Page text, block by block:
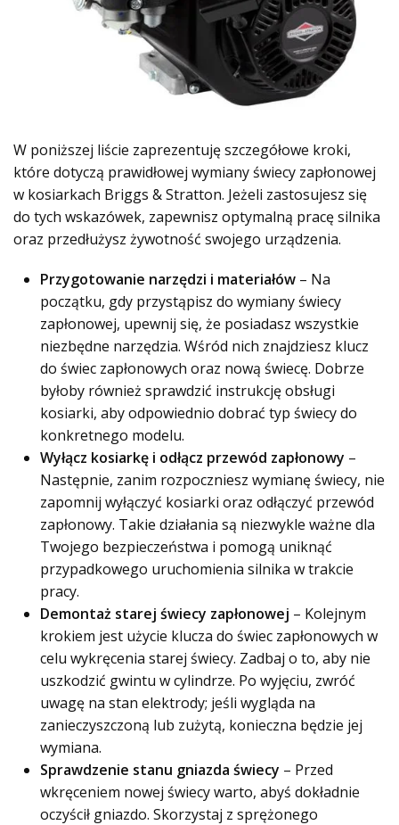
W poniższej liście zaprezentuję szczegółowe kroki,
które dotyczą prawidłowej wymiany świecy zapłonowej
w kosiarkach Briggs & Stratton. Jeżeli zastosujesz się
do tych wskazówek, zapewnisz optymalną pracę silnika
oraz przedłużysz żywotność swojego urządzenia.
Przygotowanie narzędzi i materiałów – Na
początku, gdy przystąpisz do wymiany świecy
zapłonowej, upewnij się, że posiadasz wszystkie
niezbędne narzędzia. Wśród nich znajdziesz klucz
do świec zapłonowych oraz nową świecę. Dobrze
byłoby również sprawdzić instrukcję obsługi
kosiarki, aby odpowiednio dobrać typ świecy do
konkretnego modelu.
Wyłącz kosiarkę i odłącz przewód zapłonowy –
Następnie, zanim rozpoczniesz wymianę świecy, nie
zapomnij wyłączyć kosiarki oraz odłączyć przewód
zapłonowy. Takie działania są niezwykle ważne dla
Twojego bezpieczeństwa i pomogą uniknąć
przypadkowego uruchomienia silnika w trakcie
pracy.
Demontaż starej świecy zapłonowej – Kolejnym
krokiem jest użycie klucza do świec zapłonowych w
celu wykręcenia starej świecy. Zadbaj o to, aby nie
uszkodzić gwintu w cylindrze. Po wyjęciu, zwróć
uwagę na stan elektrody; jeśli wygląda na
zanieczyszczoną lub zużytą, konieczna będzie jej
wymiana.
Sprawdzenie stanu gniazda świecy – Przed
wkręceniem nowej świecy warto, abyś dokładnie
oczyścił gniazdo. Skorzystaj z sprężonego